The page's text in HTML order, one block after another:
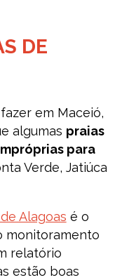
DE
em Maceió,
algumas praias
para
Verde, Jatiúca
Alagoas é o
monitoramento
relatório
estão boas